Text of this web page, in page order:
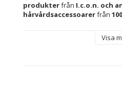
produkter från I.c.o.n.
hårvårdsaccessoarer från
Visa